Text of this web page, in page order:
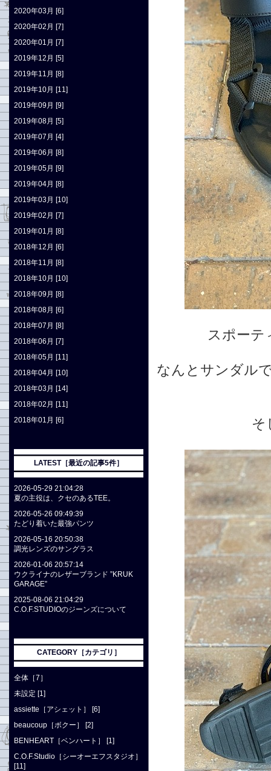
スポーテ
なんとサンダル
そ
2020年03月 [6]
2020年02月 [7]
2020年01月 [7]
2019年12月 [5]
2019年11月 [8]
2019年10月 [11]
2019年09月 [9]
2019年08月 [5]
2019年07月 [4]
2019年06月 [8]
2019年05月 [9]
2019年04月 [8]
2019年03月 [10]
2019年02月 [7]
2019年01月 [8]
2018年12月 [6]
2018年11月 [8]
2018年10月 [10]
2018年09月 [8]
2018年08月 [6]
2018年07月 [8]
2018年06月 [7]
2018年05月 [11]
2018年04月 [10]
2018年03月 [14]
2018年02月 [11]
2018年01月 [6]
LATEST［最近の記事5件］
2026-05-29 21:04:28
夏の主役は、クセのあるTEE。
2026-05-26 09:49:39
たどり着いた最強パンツ
2026-05-16 20:50:38
調光レンズのサングラス
2026-01-06 20:57:14
ウクライナのレザーブランド ”KRUK
GARAGE”
2025-08-06 21:04:29
C.O.F.STUDIOのジーンズについて
CATEGORY［カテゴリ］
全体［7］
未設定 [1]
assiette［アシェット］ [6]
beaucoup［ボクー］ [2]
BENHEART［ベンハート］ [1]
C.O.F.Studio［シーオーエフスタジオ］
[11]